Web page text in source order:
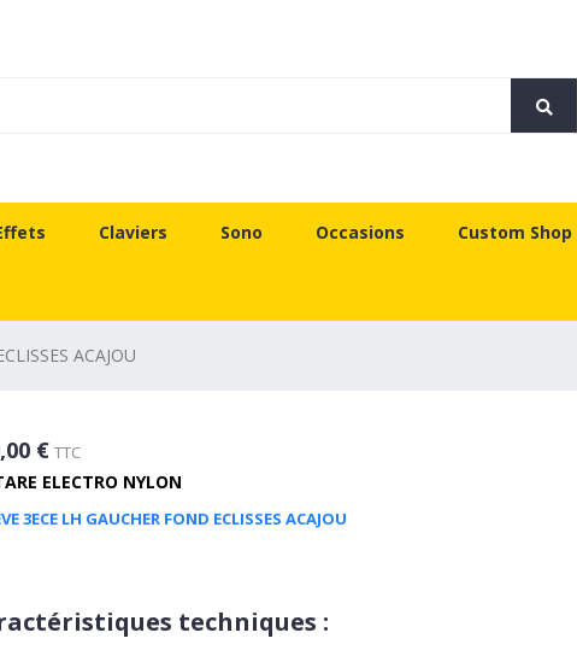
Claviers Sono Occasions Custom Shop
ACAJOU
€ TTC
ELECTRO NYLON
3ECE LH GAUCHER FOND ECLISSES ACAJOU
techniques :